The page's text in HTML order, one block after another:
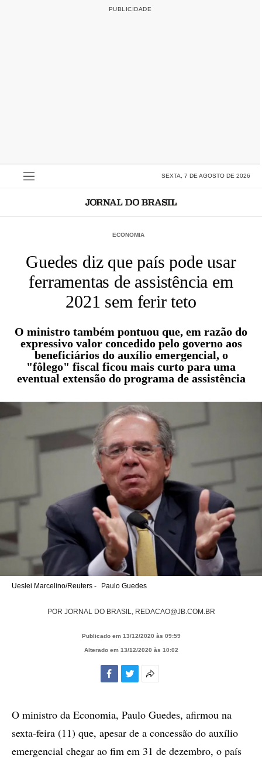
SEXTA, 7 DE AGOSTO DE 2026
ECONOMIA
Guedes diz que país pode usar
ferramentas de assistência em
2021 sem ferir teto
O ministro também pontuou que, em razão do
expressivo valor concedido pelo governo aos
beneficiários do auxílio emergencial, o
"fôlego" fiscal ficou mais curto para uma
eventual extensão do programa de assistência
Ueslei Marcelino/Reuters - Paulo Guedes
POR JORNAL DO BRASIL, REDACAO@JB.COM.BR
Publicado em 13/12/2020 às 09:59
Alterado em 13/12/2020 às 10:02
compartilhamento
O ministro da Economia, Paulo Guedes, afirmou na
sexta-feira (11) que, apesar de a concessão do auxílio
emergencial chegar ao fim em 31 de dezembro, o país